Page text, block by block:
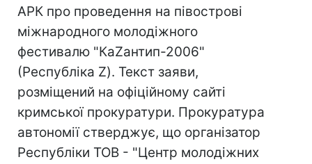
АРК про проведення на півострові
міжнародного молодіжного
фестивалю "КаZантип-2006"
(Республіка Z). Текст заяви,
розміщений на офіційному сайті
кримської прокуратури. Прокуратура
автономії стверджує, що організатор
Республіки ТОВ - "Центр молодіжних